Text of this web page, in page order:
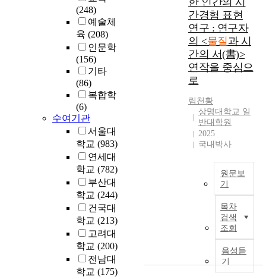
(248)
예술체
육 (208)
인문학
(156)
기타
(86)
복합학
(6)
수여기관
서울대
학교 (983)
연세대
학교 (782)
부산대
학교 (244)
건국대
학교 (213)
고려대
학교 (200)
전남대
학교 (175)
e
간경험 표현
연구 : 연구자
의 <물질과 시
간의 서(書)>
연작을 중심으
로
림천황
상명대학교 일
반대학원
2025
국내박사
원문보
기
목차
검색
조회
음성듣
기